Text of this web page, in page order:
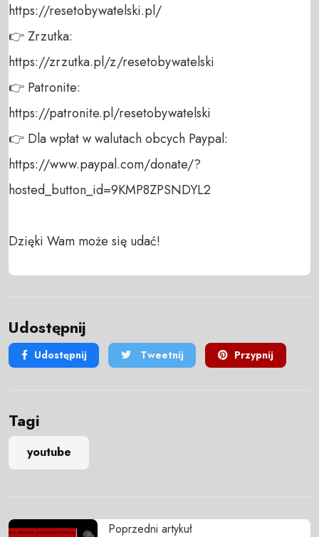
https://resetobywatelski.pl/
👉 Zrzutka:
https://zrzutka.pl/z/resetobywatelski
👉 Patronite:
https://patronite.pl/resetobywatelski
👉 Dla wpłat w walutach obcych Paypal:
https://www.paypal.com/donate/?
hosted_button_id=9KMP8ZPSNDYL2
Dzięki Wam może się udać!
Udostępnij
Udostępnij Tweetnij Przypnij
Tagi
youtube
Poprzedni artykuł